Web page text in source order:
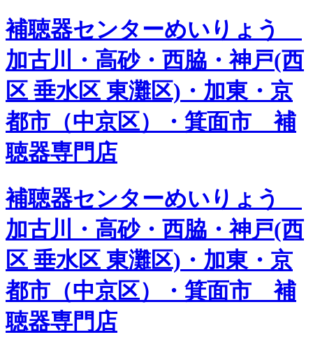
補聴器センターめいりょう
加古川・高砂・西脇・神戸(西
区 垂水区 東灘区)・加東・京
都市（中京区）・箕面市 補
聴器専門店
補聴器センターめいりょう
加古川・高砂・西脇・神戸(西
区 垂水区 東灘区)・加東・京
都市（中京区）・箕面市 補
聴器専門店